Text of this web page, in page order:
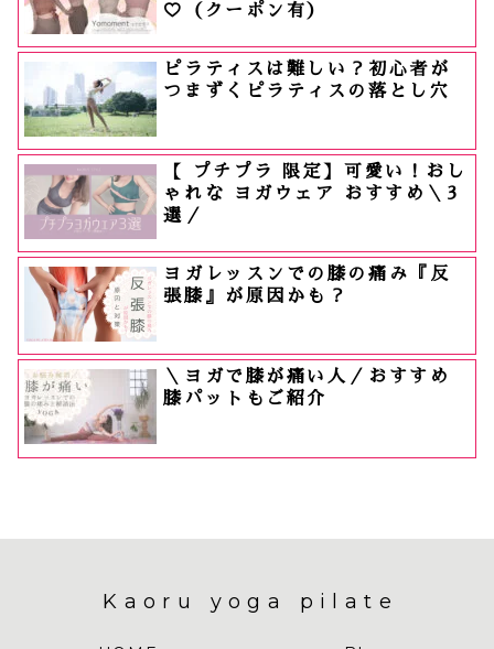
♡（クーポン有）
ピラティスは難しい？初心者が
つまずくピラティスの落とし穴
【 プチプラ 限定】可愛い！おし
ゃれな ヨガウェア おすすめ＼3
選／
ヨガレッスンでの膝の痛み『反
張膝』が原因かも？
＼ヨガで膝が痛い人／おすすめ
膝パットもご紹介
Kaoru yoga pilate